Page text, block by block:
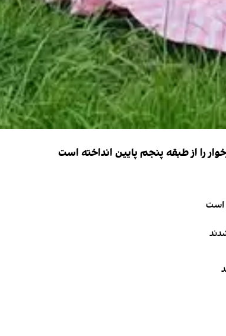
را از طبقه پنجم پایین انداخته است
است